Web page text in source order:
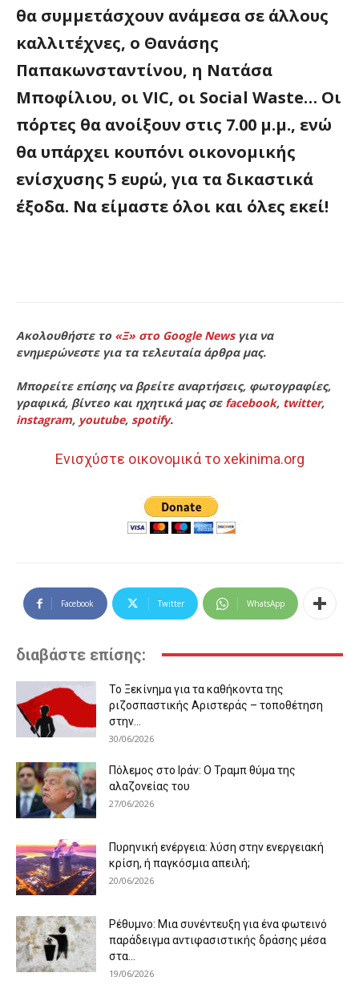
θα συμμετάσχουν ανάμεσα σε άλλους
καλλιτέχνες, ο Θανάσης
Παπακωνσταντίνου, η Νατάσα
Μποφίλιου, οι VIC, οι Social Waste… Οι
πόρτες θα ανοίξουν στις 7.00 μ.μ., ενώ
θα υπάρχει κουπόνι οικονομικής
ενίσχυσης 5 ευρώ, για τα δικαστικά
έξοδα. Να είμαστε όλοι και όλες εκεί!
Ακολουθήστε το «Ξ» στο Google Newsγια να
ενημερώνεστε για τα τελευταία άρθρα μας.
Μπορείτε επίσης να βρείτε αναρτήσεις, φωτογραφίες,
γραφικά, βίντεο και ηχητικά μας σε facebook, twitter,
instagram, youtube, spotify.
Ενισχύστε οικονομικά το xekinima.org
Facebook Twitter WhatsApp
διαβάστε επίσης:
Το Ξεκίνημα για τα καθήκοντα της
ριζοσπαστικής Αριστεράς – τοποθέτηση
στην...
30/06/2026
Πόλεμος στο Ιράν: Ο Τραμπ θύμα της
αλαζονείας του
27/06/2026
Πυρηνική ενέργεια: λύση στην ενεργειακή
κρίση, ή παγκόσμια απειλή;
20/06/2026
Ρέθυμνο: Μια συνέντευξη για ένα φωτεινό
παράδειγμα αντιφασιστικής δράσης μέσα
στα...
19/06/2026